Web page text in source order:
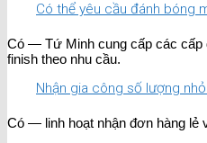
Có thể yêu cầu đánh bóng
Có — Tứ Minh cung cấp các cấp
finish theo nhu cầu.
Nhận gia công số lượng
Có — linh hoạt nhận đơn hàng lẻ